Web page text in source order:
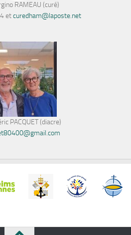
RAMEAU (curé)
etcuredham@laposte.net
PACQUET (diacre)